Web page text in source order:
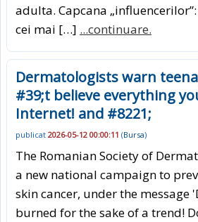
adulta. Capcana
cei mai […] ...continuare.
Dermatologists warn
#39;t believe everything
Internet! and #8221;
publicat 2026-05-12 00:00:11 (Bursa)
The Romanian Society of
a new national campaign to
skin cancer, under the message
burned for the sake of a trend!